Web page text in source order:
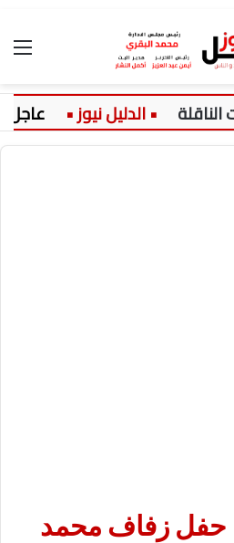
عاجل:
حفل زفاف محمد